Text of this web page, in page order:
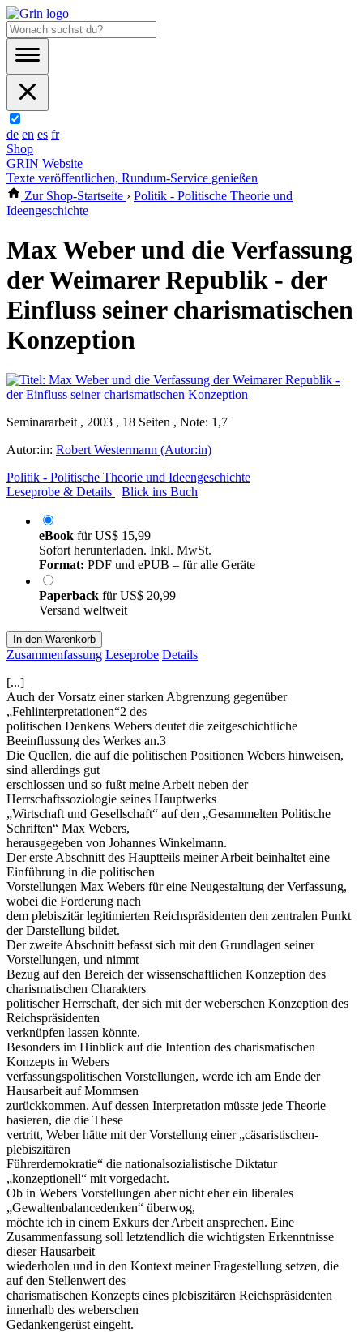
de en es fr
Shop
GRIN Website
Texte veröffentlichen, Rundum-Service genießen
Zur Shop-Startseite › Politik - Politische Theorie und
Ideengeschichte
Max Weber und die Verfassung
der Weimarer Republik - der
Einfluss seiner charismatischen
Konzeption
Seminararbeit , 2003 , 18 Seiten , Note: 1,7
Autor:in: Robert Westermann (Autor:in)
Politik - Politische Theorie und Ideengeschichte
Leseprobe & Details
Blick ins Buch
eBook fürUS$ 15,99
Sofort herunterladen. Inkl. MwSt.
Format: PDF und ePUB – für alle Geräte
Paperback fürUS$ 20,99
Versand weltweit
In den Warenkorb
Zusammenfassung Leseprobe Details
[...]
Auch der Vorsatz einer starken Abgrenzung gegenüber
„Fehlinterpretationen“2 des
politischen Denkens Webers deutet die zeitgeschichtliche
Beeinflussung des Werkes an.3
Die Quellen, die auf die politischen Positionen Webers hinweisen,
sind allerdings gut
erschlossen und so fußt meine Arbeit neben der
Herrschaftssoziologie seines Hauptwerks
„Wirtschaft und Gesellschaft“ auf den „Gesammelten Politische
Schriften“ Max Webers,
herausgegeben von Johannes Winkelmann.
Der erste Abschnitt des Hauptteils meiner Arbeit beinhaltet eine
Einführung in die politischen
Vorstellungen Max Webers für eine Neugestaltung der Verfassung,
wobei die Forderung nach
dem plebiszitär legitimierten Reichspräsidenten den zentralen Punkt
der Darstellung bildet.
Der zweite Abschnitt befasst sich mit den Grundlagen seiner
Vorstellungen, und nimmt
Bezug auf den Bereich der wissenschaftlichen Konzeption des
charismatischen Charakters
politischer Herrschaft, der sich mit der weberschen Konzeption des
Reichspräsidenten
verknüpfen lassen könnte.
Besonders im Hinblick auf die Intention des charismatischen
Konzepts in Webers
verfassungspolitischen Vorstellungen, werde ich am Ende der
Hausarbeit auf Mommsen
zurückkommen. Auf dessen Interpretation müsste jede Theorie
basieren, die die These
vertritt, Weber hätte mit der Vorstellung einer „cäsaristischen-
plebiszitären
Führerdemokratie“ die nationalsozialistische Diktatur
„konzeptionell“ mit vorgedacht.
Ob in Webers Vorstellungen aber nicht eher ein liberales
„Gewaltenbalancedenken“ überwog,
möchte ich in einem Exkurs der Arbeit ansprechen. Eine
Zusammenfassung soll letztendlich die wichtigsten Erkenntnisse
dieser Hausarbeit
wiederholen und in den Kontext meiner Fragestellung setzen, die
auf den Stellenwert des
charismatischen Konzepts eines plebiszitären Reichspräsidenten
innerhalb des weberschen
Gedankengerüst eingeht.